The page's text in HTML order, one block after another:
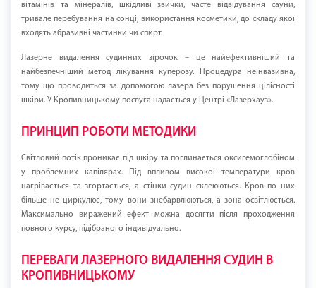
вітамінів та мінералів, шкідливі звички, часте відвідування сауни,
тривале перебування на сонці, використання косметики, до складу якої
входять абразивні частинки чи спирт.
Лазерне видалення судинних зірочок – це найефективніший та
найбезпечніший метод лікування куперозу. Процедура неінвазивна,
тому що проводиться за допомогою лазера без порушення цілісності
шкіри. У Кропивницькому послуга надається у Центрі «Лазерхауз».
ПРИНЦИП РОБОТИ МЕТОДИКИ
Світловий потік проникає під шкіру та поглинається оксигемоглобіном
у проблемних капілярах. Під впливом високої температури кров
нагрівається та згортається, а стінки судин склеюються. Кров по них
більше не циркулює, тому вони знебарвлюються, а зона освітлюється.
Максимально виражений ефект можна досягти після проходження
повного курсу, підібраного індивідуально.
ПЕРЕВАГИ ЛАЗЕРНОГО ВИДАЛЕННЯ СУДИН В
КРОПИВНИЦЬКОМУ